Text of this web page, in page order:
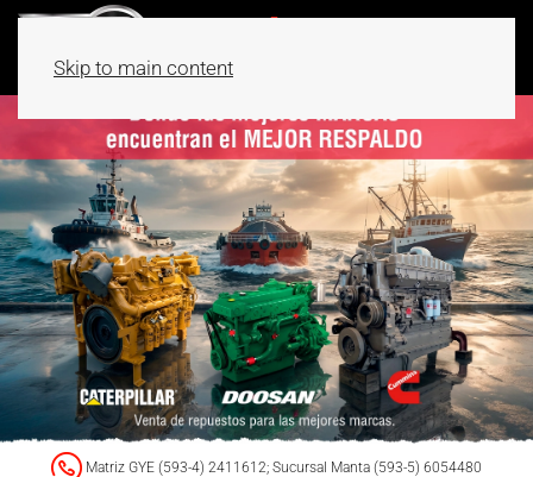
Skip to main content
Matriz GYE (593-4) 2411612; Sucursal Manta (593-5) 6054480